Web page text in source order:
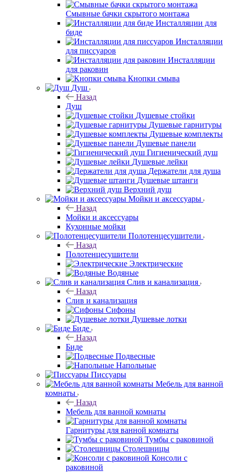
Смывные бачки скрытого монтажа
Инсталляции для
биде
Инсталляции
для писсуаров
Инсталляции
для раковин
Кнопки смыва
Душ
Назад
Душ
Душевые стойки
Душевые гарнитуры
Душевые комплекты
Душевые панели
Гигиенический душ
Душевые лейки
Держатели для душа
Душевые штанги
Верхний душ
Мойки и аксессуары
Назад
Мойки и аксессуары
Кухонные мойки
Полотенцесушители
Назад
Полотенцесушители
Электрические
Водяные
Слив и канализация
Назад
Слив и канализация
Сифоны
Душевые лотки
Биде
Назад
Биде
Подвесные
Напольные
Писсуары
Мебель для ванной
комнаты
Назад
Мебель для ванной комнаты
Гарнитуры для ванной комнаты
Тумбы с раковиной
Столешницы
Консоли с
раковиной